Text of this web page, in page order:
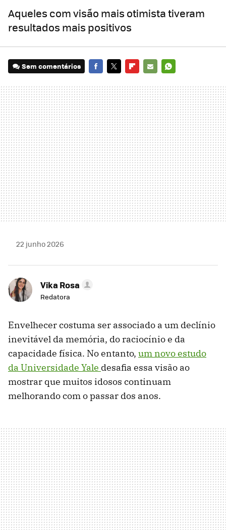
Aqueles com visão mais otimista tiveram
resultados mais positivos
Sem comentários
MAIL
22 junho 2026
Vika Rosa
Redatora
Envelhecer costuma ser associado a um declínio
inevitável da memória, do raciocínio e da
capacidade física. No entanto, um novo estudo
da Universidade Yale desafia essa visão ao
mostrar que muitos idosos continuam
melhorando com o passar dos anos.